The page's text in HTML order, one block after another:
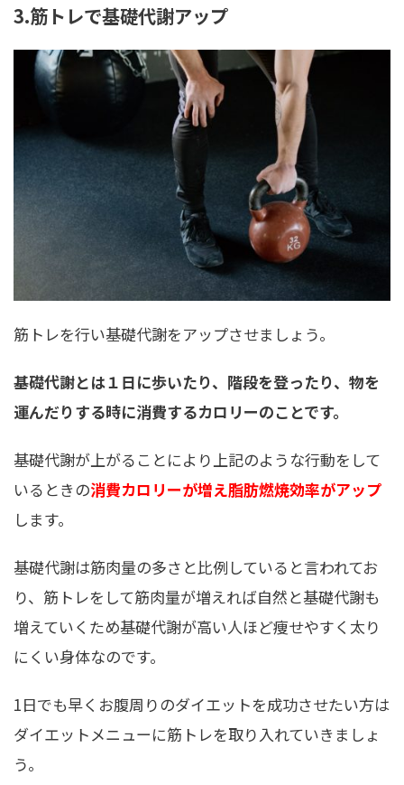
3.筋トレで基礎代謝アップ
筋トレを行い基礎代謝をアップさせましょう。
基礎代謝とは１日に歩いたり、階段を登ったり、物を
運んだりする時に消費するカロリーのことです。
基礎代謝が上がることにより上記のような行動をして
いるときの消費カロリーが増え脂肪燃焼効率がアップ
します。
基礎代謝は筋肉量の多さと比例していると言われてお
り、筋トレをして筋肉量が増えれば自然と基礎代謝も
増えていくため基礎代謝が高い人ほど痩せやすく太り
にくい身体なのです。
1日でも早くお腹周りのダイエットを成功させたい方は
ダイエットメニューに筋トレを取り入れていきましょ
う。